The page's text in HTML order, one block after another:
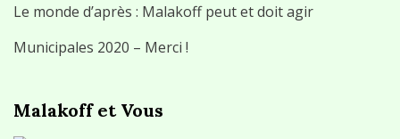
Le monde d’après : Malakoff peut et doit agir
Municipales 2020 – Merci !
Malakoff et Vous